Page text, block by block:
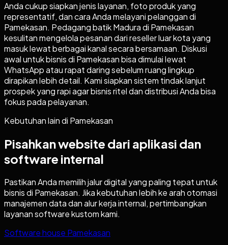
Anda cukup siapkan jenis layanan, foto produk yang
representatif, dan cara Anda melayani pelanggan di
Pamekasan. Pedagang batik Madura di Pamekasan
kesulitan mengelola pesanan dari reseller luar kota yang
masuk lewat berbagai kanal secara bersamaan. Diskusi
awal untuk bisnis di Pamekasan bisa dimulai lewat
WhatsApp atau rapat daring sebelum ruang lingkup
dirapikan lebih detail. Kami siapkan sistem tindak lanjut
prospek yang rapi agar bisnis ritel dan distribusi Anda bisa
fokus pada pelayanan.
Kebutuhan lain di Pamekasan
Pisahkan website dari aplikasi dan
software internal
Pastikan Anda memilih jalur digital yang paling tepat untuk
bisnis di Pamekasan. Jika kebutuhan lebih ke arah otomasi
manajemen data dan alur kerja internal, pertimbangkan
layanan software kustom kami.
Software house Pamekasan